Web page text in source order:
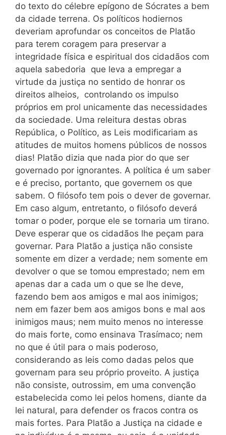
do texto do célebre epígono de Sócrates a bem
da cidade terrena. Os políticos hodiernos
deveriam aprofundar os conceitos de Platão
para terem coragem para preservar a
integridade física e espiritual dos cidadãos com
aquela sabedoria que leva a empregar a
virtude da justiça no sentido de honrar os
direitos alheios, controlando os impulso
próprios em prol unicamente das necessidades
da sociedade. Uma releitura destas obras
República, o Político, as Leis modificariam as
atitudes de muitos homens públicos de nossos
dias! Platão dizia que nada pior do que ser
governado por ignorantes. A política é um saber
e é preciso, portanto, que governem os que
sabem. O filósofo tem pois o dever de governar.
Em caso algum, entretanto, o filósofo deverá
tomar o poder, porque ele se tornaria um tirano.
Deve esperar que os cidadãos lhe peçam para
governar. Para Platão a justiça não consiste
somente em dizer a verdade; nem somente em
devolver o que se tomou emprestado; nem em
apenas dar a cada um o que se lhe deve,
fazendo bem aos amigos e mal aos inimigos;
nem em fazer bem aos amigos bons e mal aos
inimigos maus; nem muito menos no interesse
do mais forte, como ensinava Trasímaco; nem
no que é útil para o mais poderoso,
considerando as leis como dadas pelos que
governam para seu próprio proveito. A justiça
não consiste, outrossim, em uma convenção
estabelecida como lei pelos homens, diante da
lei natural, para defender os fracos contra os
mais fortes. Para Platão a Justiça na cidade e